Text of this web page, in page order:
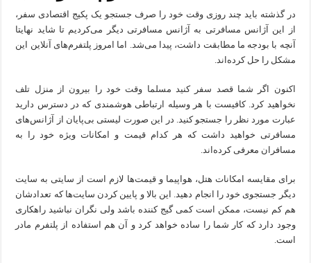
در گذشته باید چند روزی وقت خود را صرف جستجو یک پکیج اقتصادی سفر،
از این آژانس مسافرتی به آژانس مسافرتی دیگر می‌کردیم تا شاید نهایتا
آنچه با بودجه ما مطابقت داشت، پیدا می‌شد. اما امروز پلتفرم‌های آنلاین این
مشکل را حل کرده‌اند.
اکنون اگر شما قصد سفر کنید مسلما وقت خود را بیرون از منزل تلف
نخواهید کرد. کافیست با هر وسیله ارتباطی هوشمندی که در دسترس دارید
عبارت مورد نظر را جستجو کنید. در این صورت لیستی بی‌پایان از آژانس‌های
مسافرتی خواهید داشت که هر کدام قیمت و امکانات ویژه خود را به
مسافران معرفی کرده‌اند.
برای مقایسه امکانات هتل، هواپیما و قیمت‌ها لازم است از سایتی به سایت
دیگر جستجوی خود را انجام دهید. این بالا و پایین کردن سایت‌ها که تعدادشان
هم کم نیست، ممکن است کمی گیج کننده باشد ولی نگران نباشید راهکاری
وجود دارد که کار شما را ساده خواهد کرد و آن هم استفاده از پلتفرم مادر
است.